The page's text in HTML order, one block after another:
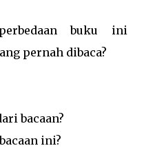
buku ini
pernah dibaca?
bacaan?
ini?